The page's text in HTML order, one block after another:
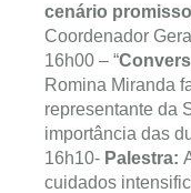
cenário
Coordenador
16h00 – “
Romina Miranda
representante da
importância das
16h10- Palestra:
cuidados